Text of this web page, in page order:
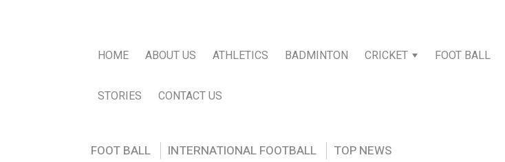
HOME ABOUT US ATHLETICS BADMINTON CRICKET FOOT BALL
STORIES CONTACT US
FOOT BALL INTERNATIONAL FOOTBALL TOP NEWS